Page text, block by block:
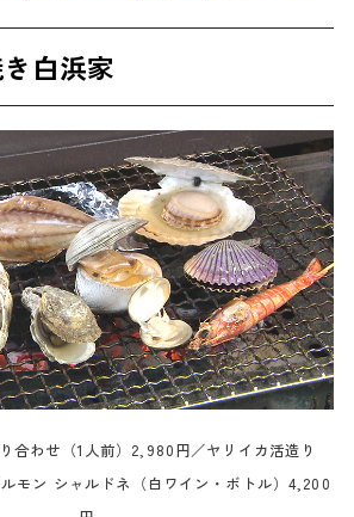
き白浜家
合わせ（1人前）2,980円／ヤリイカ活造り
モン シャルドネ（白ワイン・ボトル）4,200